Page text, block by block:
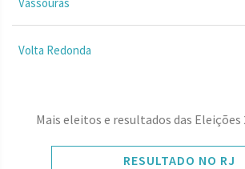
Volta Redonda
Mais eleitos e resultados das Eleições
RESULTADO NO RJ